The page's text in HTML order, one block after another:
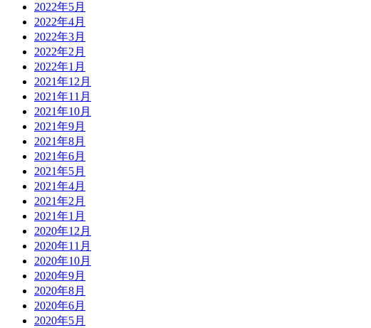
2022年5月
2022年4月
2022年3月
2022年2月
2022年1月
2021年12月
2021年11月
2021年10月
2021年9月
2021年8月
2021年6月
2021年5月
2021年4月
2021年2月
2021年1月
2020年12月
2020年11月
2020年10月
2020年9月
2020年8月
2020年6月
2020年5月